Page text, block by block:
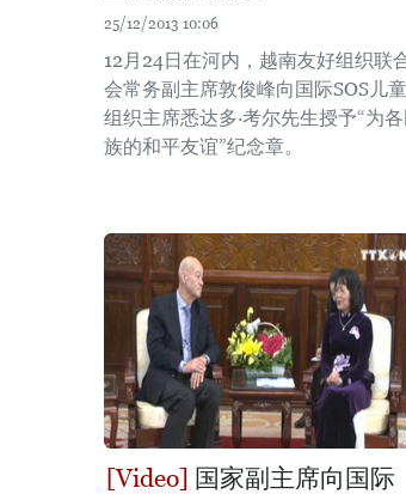
25/12/2013 10:06
12月24日在河内，越南友好组织联
会常务副主席敦俊峰向国际SOS儿
组织主席悉达多·考尔先生授予“为
族的和平友谊”纪念章。
国家副主席向国际